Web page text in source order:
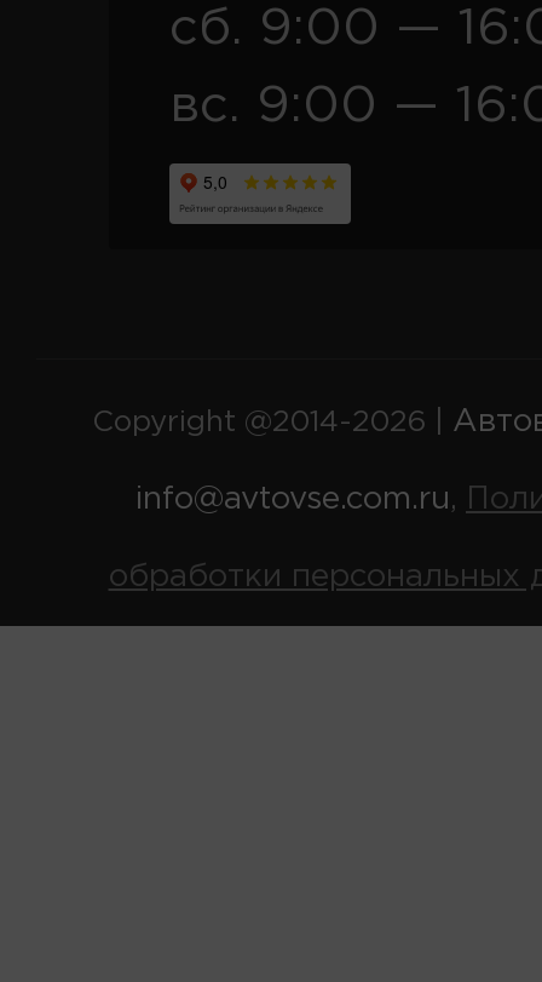
сб. 9:00 —
вс. 9:00 —
Copyright @2014-2026 |
info@avtovse.com.ru,
обработки персональных